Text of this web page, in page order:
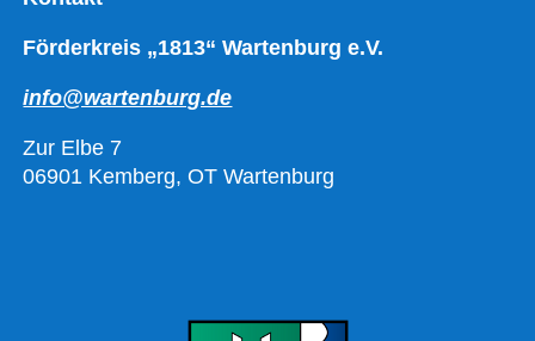
Förderkreis „1813“ Wartenburg e.V.
info@wartenburg.de
Zur Elbe 7
06901 Kemberg, OT Wartenburg